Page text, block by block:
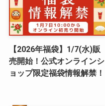
【2026年福袋】1/7(水)販
売開始！公式オンラインシ
ョップ限定福袋情報解禁！